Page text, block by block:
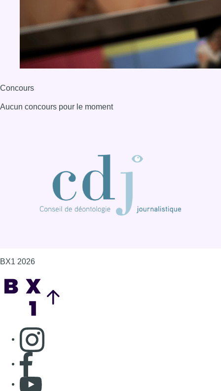
Concours
Aucun concours pour le moment
BX1 2026
Consulter page Instagram
Consulter page Facebook
Consulter Youtube